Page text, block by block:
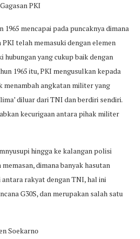
PKI
1965 mencapai pada puncaknya dimana
telah memasuki dengan elemen
hubungan yang cukup baik dengan
1965 itu, PKI mengusulkan kepada
menambah angkatan militer yang
diluar dari TNI dan berdiri sendiri.
kecurigaan antara pihak militer
hingga ke kalangan polisi
dimana banyak hasutan
rakyat dengan TNI, hal ini
G30S, dan merupakan salah satu
Soekarno